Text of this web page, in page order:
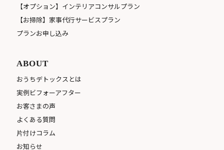
【オプション】インテリアコンサルプラン
【お掃除】家事代行サービスプラン
プランお申し込み
ABOUT
おうちデトックスとは
実例ビフォーアフター
お客さまの声
よくある質問
片付けコラム
お知らせ